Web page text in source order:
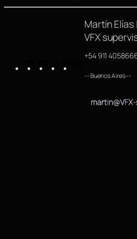
Martín Elías
VFX
+54 911
-- Buenos Aires --